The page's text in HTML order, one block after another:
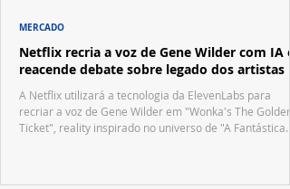
Netflix recria a voz de Gene Wilder com IA e
reacende debate sobre legado dos artistas
A Netflix utilizará a tecnologia da ElevenLabs para
recriar a voz de Gene Wilder em "Wonka's The Golden
Ticket", reality inspirado no universo de "A Fantástica
MERCADO